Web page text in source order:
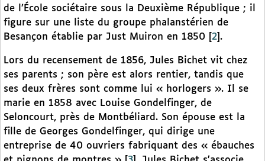
de l’École sociétaire sous la Deuxième République ; il
figure sur une liste du groupe phalanstérien de
Besançon établie par Just Muiron en 1850
2 .
Lors du recensement de 1856, Jules Bichet vit chez
ses parents ; son père est alors rentier, tandis que
ses deux frères sont comme lui « horlogers ». Il se
marie en 1858 avec Louise Gondelfinger, de
Seloncourt, près de Montbéliard. Son épouse est la
fille de Georges Gondelfinger, qui dirige une
entreprise de 40 ouvriers fabriquant des « ébauches